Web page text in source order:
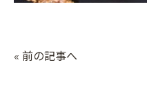
« 前の記事へ